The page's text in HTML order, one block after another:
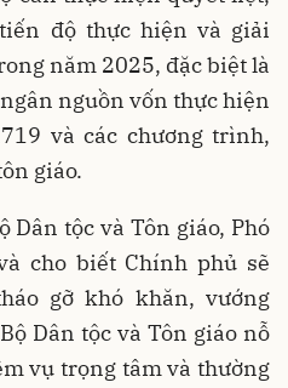
độ thực hiện và giải
năm 2025, đặc biệt là
nguồn vốn thực hiện
và các chương trình,
giáo.
Dân tộc và Tôn giáo, Phó
cho biết Chính phủ sẽ
gỡ khó khăn, vướng
Dân tộc và Tôn giáo nỗ
vụ trọng tâm và thường